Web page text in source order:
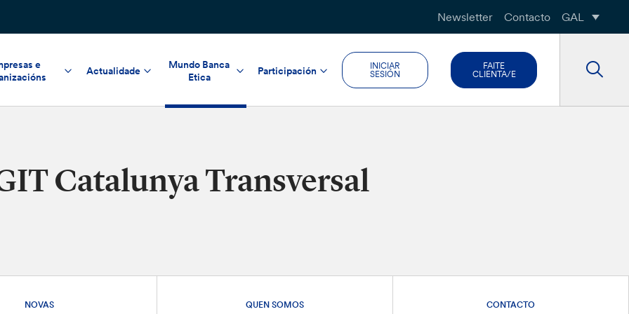
Newsletter Contacto GAL
e
Actualidade
Mundo Banca
Etica
Participación
INICIAR
SESIÓN
FAITE
CLIENTA/E
Catalunya Transversal
NOVAS QUEN SOMOS CONTACTO